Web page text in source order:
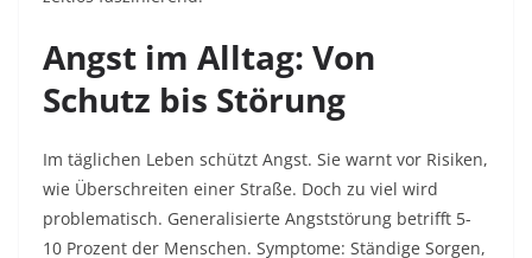
Angst im Alltag: Von
Schutz bis Störung
Im täglichen Leben schützt Angst. Sie warnt vor Risiken,
wie Überschreiten einer Straße. Doch zu viel wird
problematisch. Generalisierte Angststörung betrifft 5-
10 Prozent der Menschen. Symptome: Ständige Sorgen,